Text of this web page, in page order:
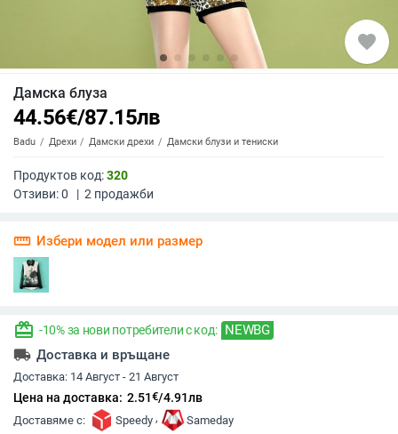
favorite
Дамска блуза
44.56€/87.15лв
Badu Дрехи Дамски дрехи Дамски блузи и тениски
Продуктов код:320
Отзиви:0 | 2 продажби
straighten Избери модел или размер
redeem -10% за нови потребители с код: NEWBG
local_shipping Доставка и връщане
Доставка: 14 Август - 21 Август
Цена на доставка: 2.51€/4.91лв
Доставяме с: Speedy ,
Sameday